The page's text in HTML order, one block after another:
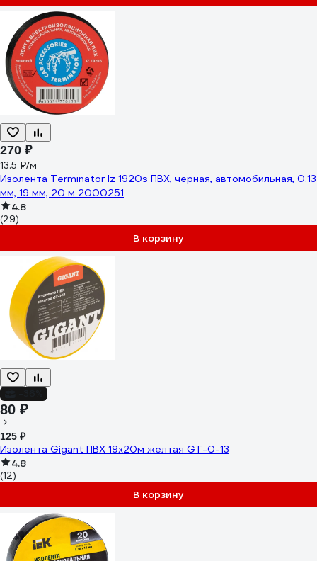
270 ₽
13.5 ₽/м
Изолента Terminator Iz 1920s ПВХ, черная, автомобильная, 0.13
мм, 19 мм, 20 м 2000251
4.8
(29)
В корзину
80 ₽
125 ₽
Изолента Gigant ПВХ 19x20м желтая GT-0-13
4.8
(12)
В корзину